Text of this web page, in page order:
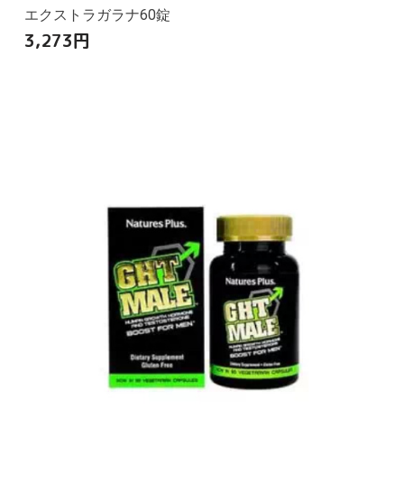
エクストラガラナ60錠
3,273円